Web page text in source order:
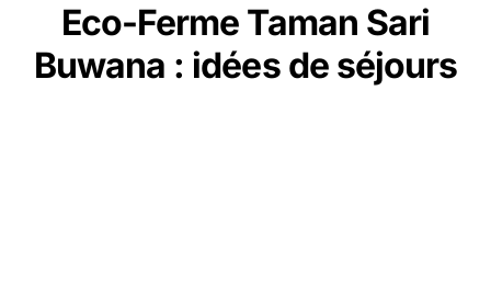
Eco-Ferme Taman Sari
Buwana : idées de séjours